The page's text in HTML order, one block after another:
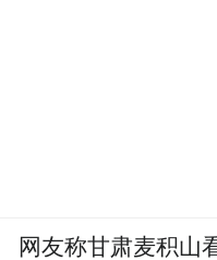
网友称甘肃麦积山